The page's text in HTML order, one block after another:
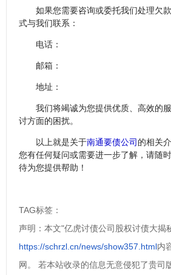
如果您需要咨询或委托我们处理欠
式与我们联系：
电话：
邮箱：
地址：
我们将竭诚为您提供优质、高效的
讨方面的困扰。
以上就是关于南通要债公司 的相关
您有任何疑问或需要进一步了解，请随
待为您提供帮助！
TAG标签：
声明：本文"亿虎讨债公司股权讨债大揭
https://schrzl.cn/news/show357.html内
网。 若本站收录的信息无意侵犯了贵司